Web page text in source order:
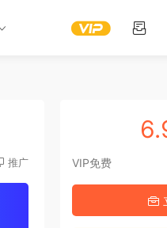
推广 VIP免费